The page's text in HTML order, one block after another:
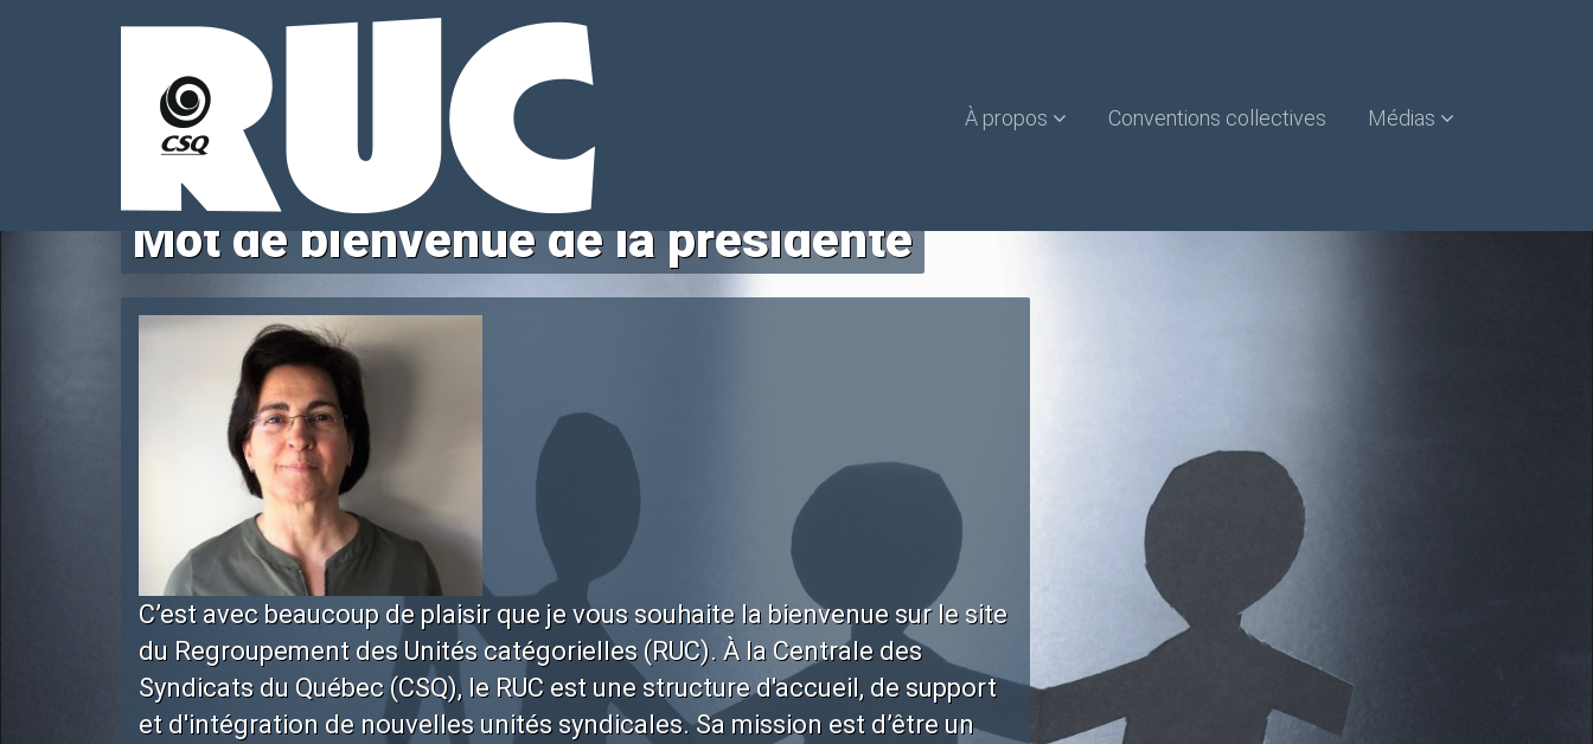
À propos Conventions collectives Médias
Mot de bienvenue de la présidente
C’est avec beaucoup de plaisir que je vous souhaite la bienvenue sur le site
du Regroupement des Unités catégorielles (RUC). À la Centrale des
Syndicats du Québec (CSQ), le RUC est une structure d'accueil, de support
et d'intégration de nouvelles unités syndicales. Sa mission est d’être un